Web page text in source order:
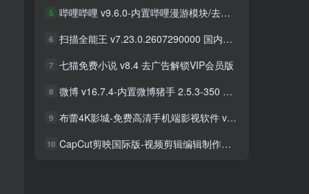
5 哔哩哔哩 v9.6.0-内置哔哩漫游模块/去广告精简优化版
6 扫描全能王 v7.23.0.2607290000 国内版/国际版 解锁本地会员
7 七猫免费小说 v8.4 去广告解锁VIP会员版
8 微博 v16.7.4-内置微博猪手 2.5.3-350 去广告净化模块-支持安卓15
9 布蕾4K影城-免费高清手机端影视软件 v3.5.1 去广告纯净版
10 CapCut剪映国际版-视频剪辑编辑制作工具 v18.8.0 解锁专业版
5 哔哩哔哩 v9.6.0-内置哔哩漫游模块/去广告精简优化版
6 扫描全能王 v7.23.0.2607290000 国内版/国际版 解锁本地会员
7 七猫免费小说 v8.4 去广告解锁VIP会员版
8 微博 v16.7.4-内置微博猪手 2.5.3-350 去广告净化模块-支持安卓15
9 布蕾4K影城-免费高清手机端影视软件 v3.5.1 去广告纯净版
10 CapCut剪映国际版-视频剪辑编辑制作工具 v18.8.0 解锁专业版